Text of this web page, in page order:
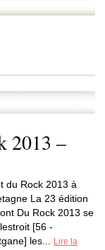
2013 –
du Rock 2013 à
La 23 édition
Du Rock 2013 se
[56 -
les...
Lire la